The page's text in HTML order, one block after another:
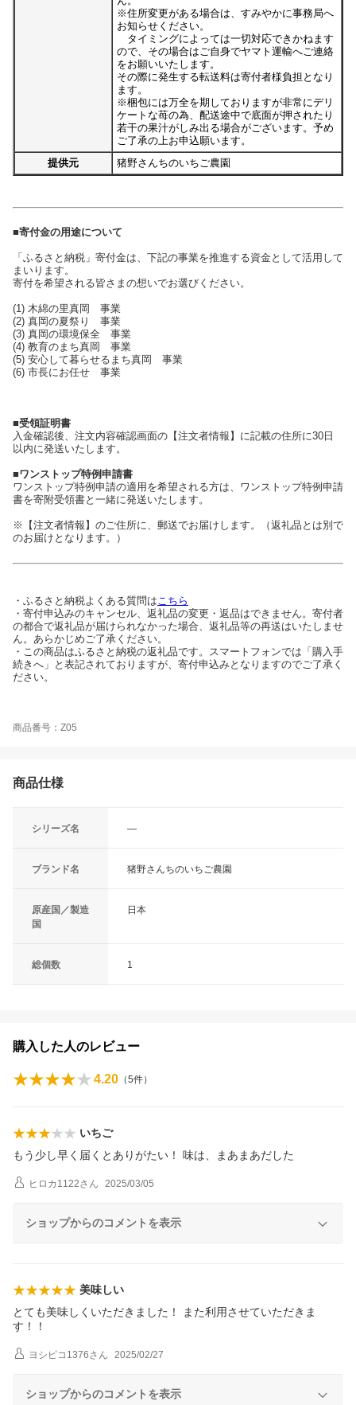
※住所変更がある場合は、すみやかに事務局へ
お知らせください。
タイミングによっては一切対応できかねます
ので、その場合はご自身でヤマト運輸へご連絡
をお願いいたします。
その際に発生する転送料は寄付者様負担となり
ます。
※梱包には万全を期しておりますが非常にデリ
ケートな苺の為、配送途中で底面が押されたり
若干の果汁がしみ出る場合がございます。予め
ご了承の上お申込願います。
提供元
猪野さんちのいちご農園
■寄付金の用途について
「ふるさと納税」寄付金は、下記の事業を推進する資金として活用して
まいります。
寄付を希望される皆さまの想いでお選びください。
(1) 木綿の里真岡 事業
(2) 真岡の夏祭り 事業
(3) 真岡の環境保全 事業
(4) 教育のまち真岡 事業
(5) 安心して暮らせるまち真岡 事業
(6) 市長にお任せ 事業
■受領証明書
入金確認後、注文内容確認画面の【注文者情報】に記載の住所に30日
以内に発送いたします。
■ワンストップ特例申請書
ワンストップ特例申請の適用を希望される方は、ワンストップ特例申請
書を寄附受領書と一緒に発送いたします。
※【注文者情報】のご住所に、郵送でお届けします。（返礼品とは別で
のお届けとなります。）
・ふるさと納税よくある質問はこちら
・寄付申込みのキャンセル、返礼品の変更・返品はできません。寄付者
の都合で返礼品が届けられなかった場合、返礼品等の再送はいたしませ
ん。あらかじめご了承ください。
・この商品はふるさと納税の返礼品です。スマートフォンでは「購入手
続きへ」と表記されておりますが、寄付申込みとなりますのでご了承く
ださい。
商品番号：Z05
商品仕様
シリーズ名 ―
ブランド名 猪野さんちのいちご農園
原産国／製造
国
日本
総個数 1
購入した人のレビュー
4.20 （5件）
いちご
もう少し早く届くとありがたい！ 味は、まあまあだした
ヒロカ1122さん 2025/03/05
ショップからのコメントを表示
美味しい
とても美味しくいただきました！ また利用させていただきま
す！！
ヨシピコ1376さん 2025/02/27
ショップからのコメントを表示